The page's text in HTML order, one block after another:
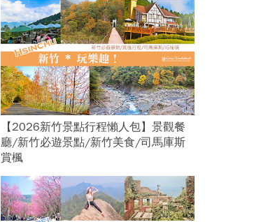
【2026新竹景點行程懶人包】景觀餐
廳/新竹必遊景點/新竹美食/司馬庫斯
賞楓